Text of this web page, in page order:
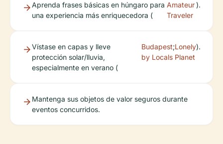
Aprenda frases básicas en húngaro para
una experiencia más enriquecedora (
Amateur
Traveler
).
Vístase en capas y lleve
protección solar/lluvia,
especialmente en verano (
Budapest
by Locals
;Lonely
Planet
).
Mantenga sus objetos de valor seguros durante
eventos concurridos.